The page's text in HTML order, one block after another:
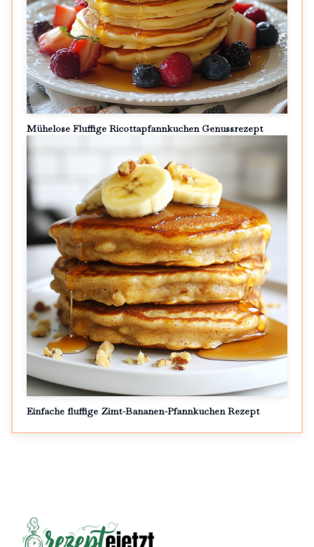
Mühelose Fluffige Ricottapfannkuchen Genussrezept
Einfache fluffige Zimt-Bananen-Pfannkuchen Rezept